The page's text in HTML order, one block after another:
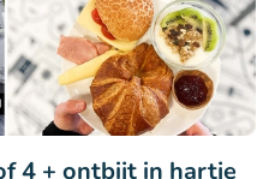
4 + ontbijt in hartje